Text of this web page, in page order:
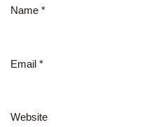
Name *
Email *
Website